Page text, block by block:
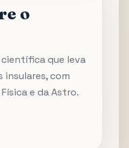
o
que leva
insulares, com
e da Astro.